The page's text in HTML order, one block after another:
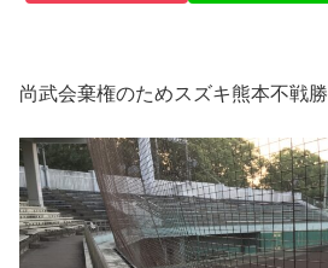
尚武会棄権のためスズキ熊本不戦勝